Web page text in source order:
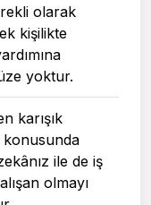
olarak
kişilikte
yoktur.
karışık
ile de iş
olmayı